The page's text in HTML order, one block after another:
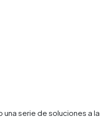
una serie de soluciones a la